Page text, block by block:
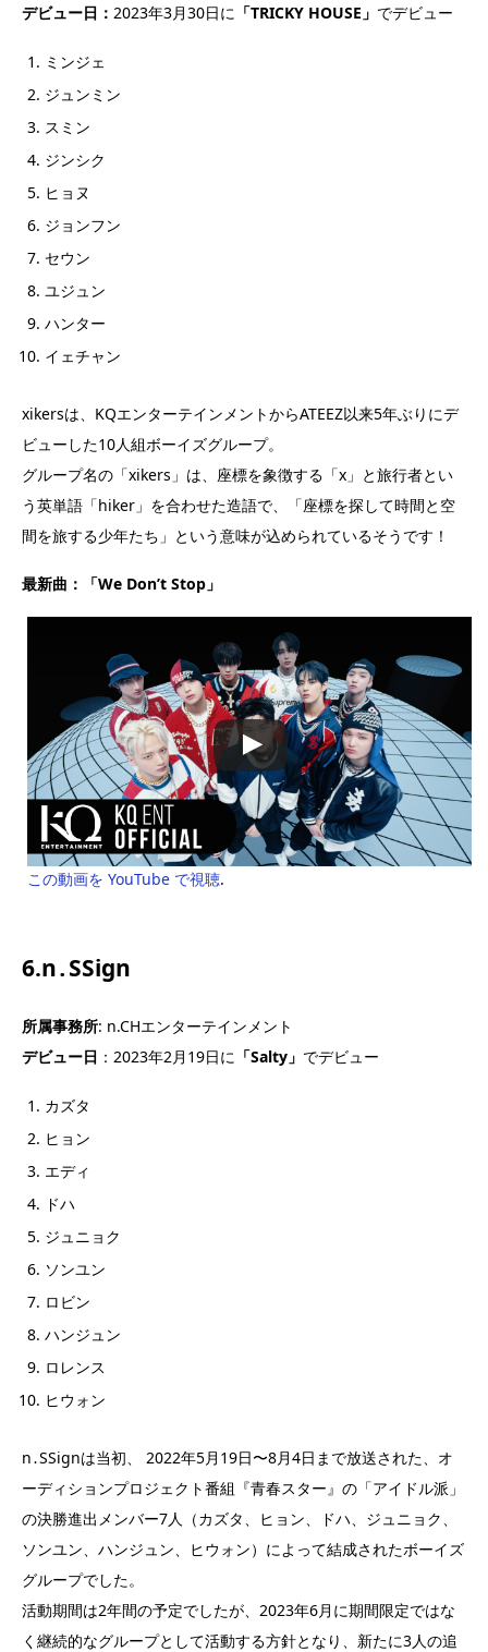
デビュー日： 2023年3月30日に 「TRICKY HOUSE 」 でデビュー
ミンジェ
ジュンミン
スミン
ジンシク
ヒョヌ
ジョンフン
セウン
ユジュン
ハンター
イェチャン
xikersは、KQエンターテインメントからATEEZ以来5年ぶりにデ
ビューした10人組ボーイズグループ。
グループ名の「xikers」は、座標を象徴する「x」と旅行者とい
う英単語「hiker」を合わせた造語で、「座標を探して時間と空
間を旅する少年たち」という意味が込められているそうです！
最新曲：「We Don’t Stop」
この動画を YouTube で視聴.
6.n․SSign
所属事務所: n.CHエンターテインメント
デビュー日 ：2023年2月19日に 「Salty 」 でデビュー
カズタ
ヒョン
エディ
ドハ
ジュニョク
ソンユン
ロビン
ハンジュン
ロレンス
ヒウォン
n․SSignは当初、 2022年5月19日〜8月4日まで放送された、オ
ーディションプロジェクト番組『青春スター』の「アイドル派」
の決勝進出メンバー7人（カズタ、ヒョン、ドハ、ジュニョク、
ソンユン、ハンジュン、ヒウォン）によって結成されたボーイズ
グループでした。
活動期間は2年間の予定でしたが、2023年6月に期間限定ではな
く継続的なグループとして活動する方針となり、新たに3人の追